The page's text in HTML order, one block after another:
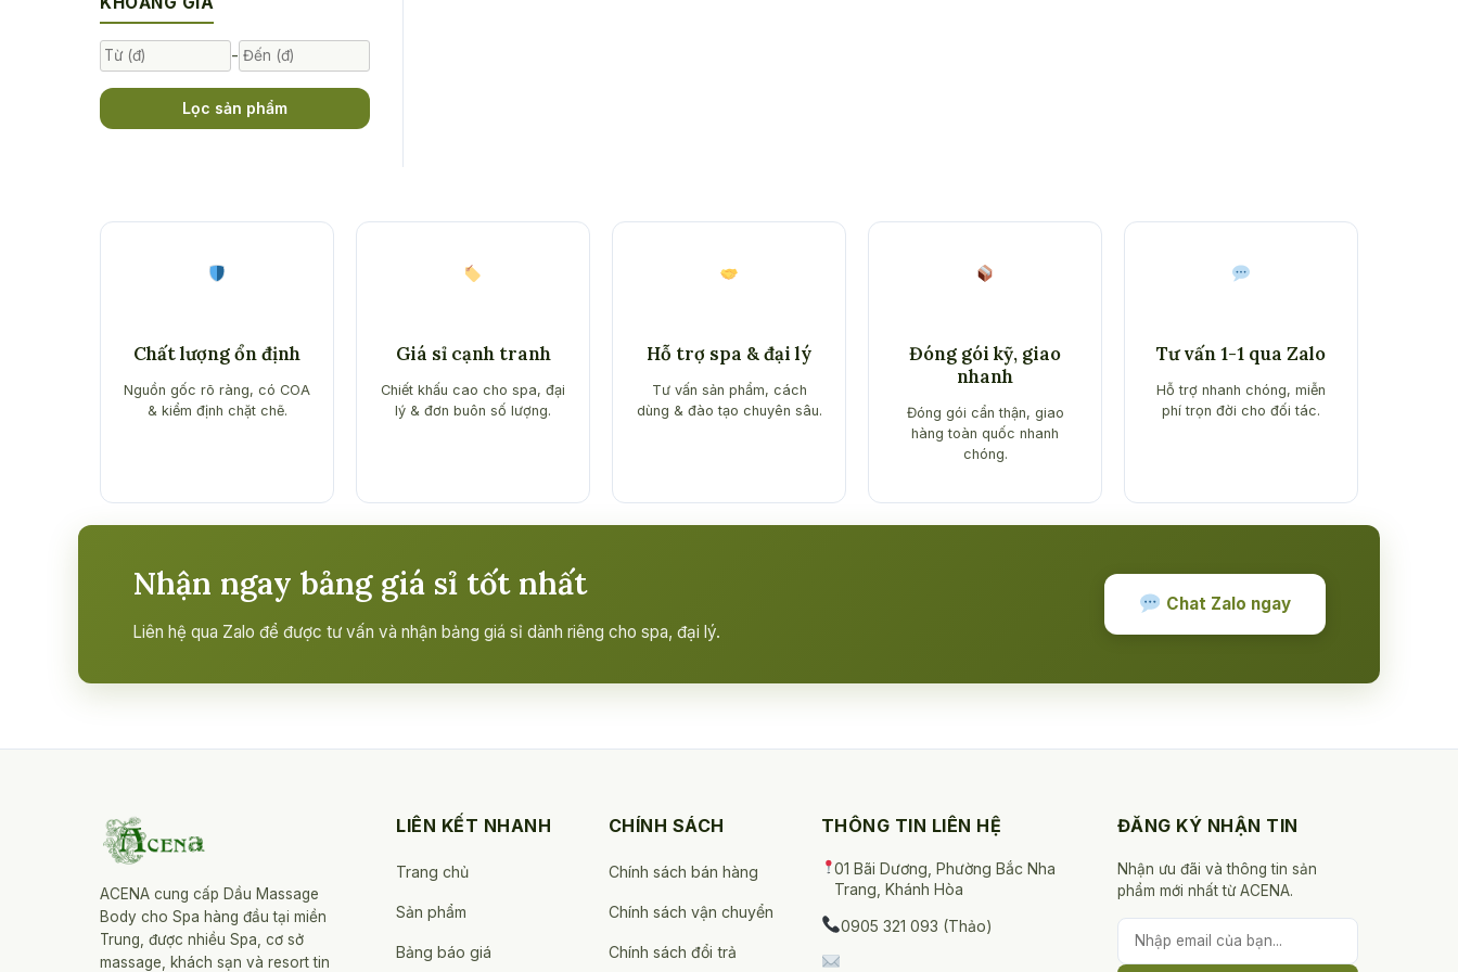
-
Lọc sản phẩm
Chất lượng ổn định
Nguồn gốc rõ ràng, có COA
& kiểm định chặt chẽ.
Giá sỉ cạnh tranh
Chiết khấu cao cho spa, đại
lý & đơn buôn số lượng.
Hỗ trợ spa & đại lý
Tư vấn sản phẩm, cách
dùng & đào tạo chuyên sâu.
Đóng gói kỹ, giao
nhanh
Đóng gói cẩn thận, giao
hàng toàn quốc nhanh
chóng.
Tư vấn 1-1 qua Zalo
Hỗ trợ nhanh chóng, miễn
phí trọn đời cho đối tác.
Nhận ngay bảng giá sỉ tốt nhất
Liên hệ qua Zalo để được tư vấn và nhận bảng giá sỉ dành riêng cho spa, đại lý.
Chat Zalo ngay
ACENA cung cấp Dầu Massage
Body cho Spa hàng đầu tại miền
Trung, được nhiều Spa, cơ sở
massage, khách sạn và resort tin
LIÊN KẾT NHANH
Trang chủ
Sản phẩm
Bảng báo giá
CHÍNH SÁCH
Chính sách bán hàng
Chính sách vận chuyển
Chính sách đổi trả
THÔNG TIN LIÊN HỆ
01 Bãi Dương, Phường Bắc Nha
Trang, Khánh Hòa
0905 321 093 (Thảo)
ĐĂNG KÝ NHẬN TIN
Nhận ưu đãi và thông tin sản
phẩm mới nhất từ ACENA.